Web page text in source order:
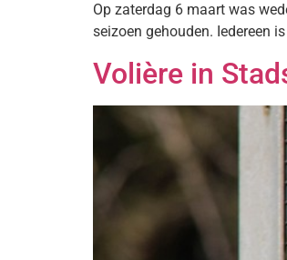
Op zaterdag 6 maart was
seizoen gehouden. Iedereen
Volière in